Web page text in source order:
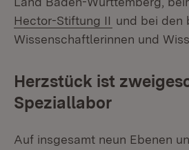
Hector-Stiftung II (Öffnet in
und bei den
Wissenschaftlerinnen und
Herzstück ist
Speziallabor
Auf insgesamt neun Ebenen